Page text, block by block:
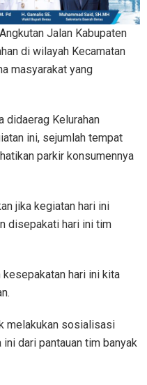
Jalan Kabupaten
di wilayah Kecamatan
masyarakat yang
didaerag Kelurahan
ini, sejumlah tempat
parkir konsumennya
jika kegiatan hari ini
disepakati hari ini tim
hari ini kita
melakukan sosialisasi
dari pantauan tim banyak